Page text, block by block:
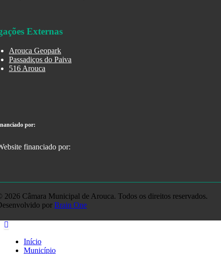
Externas
Arouca Geopark
Passadiços do Paiva
516 Arouca
por:
2026 Câmara Municipal de Arouca. Todos os direitos reservados.
por Brain One
Início
Município